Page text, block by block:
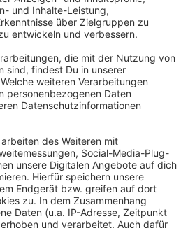
ist möglich.
nicht erlaubt.
nicht für Kinder unter 12